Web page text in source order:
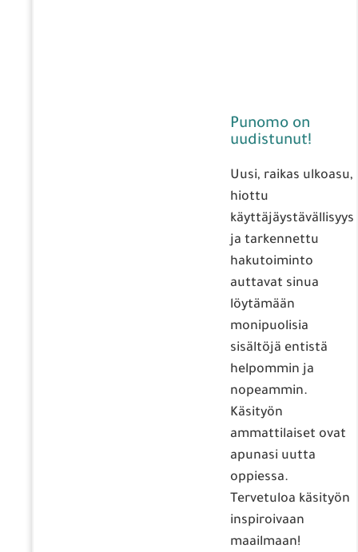
Punomo on
uudistunut!
Uusi, raikas ulkoasu,
hiottu
käyttäjäystävällisyys
ja tarkennettu
hakutoiminto
auttavat sinua
löytämään
monipuolisia
sisältöjä entistä
helpommin ja
nopeammin.
Käsityön
ammattilaiset ovat
apunasi uutta
oppiessa.
Tervetuloa käsityön
inspiroivaan
maailmaan!